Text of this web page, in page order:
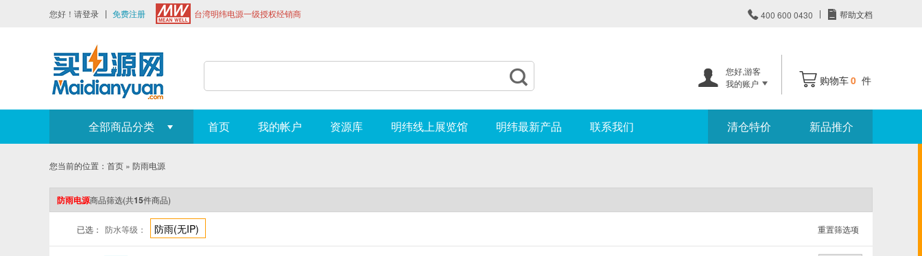
您好！请登录 免费注册 台湾明纬电源一级授权经销商  400 600 0430  帮助文档
  您好,游客
我的账户
 购物车0 件
全部商品分类 首页 我的帐户 资源库 明纬线上展览馆 明纬最新产品 联系我们 清仓特价 新品推介
您当前的位置： 首页 » 防雨电源
防雨电源商品筛选(共15件商品)
已选： 防水等级： 防雨(无IP) 重置筛选项